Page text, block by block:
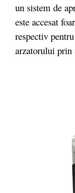
un sistem de
este accesat
respectiv
arzatorului prin